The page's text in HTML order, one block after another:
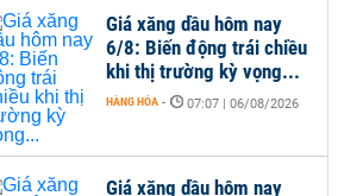
Giá xăng dầu hôm nay
6/8: Biến động trái chiều
khi thị trường kỳ vọng...
HÀNG HÓA - 07:07 | 06/08/2026
Giá xăng dầu hôm nay